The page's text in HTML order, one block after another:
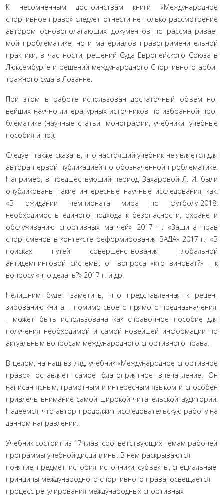
К несомненным достоинствам книги «Международное
спортивное право» следует отнести не только рассмотрение
автором основополагающих документов по рассматривае­
мой проблематике, но и материалов правоприменительной
практики, в частности, решений Суда Европейского Союза в
Люксембурге и решений международного Спортивного арби­
тражного суда в Лозанне.
При этом в работе использован достаточный объем но­
вейших научно-литературных источников по избранной про­
блематике (научные статьи, монографии, учебники, учебные
пособия и пр.).
Следует также сказать, что настоящий учебник не явля­ется для
автора первой публикацией по обозначенной про­блематике.
Например, в предшествующий период Захаровой Л. И. были
опубликованы такие интересные научные исследо­вания, как:
«В ожидании чемпионата мира по футболу-2018:
необходимость единого подхода к безопасности, охране и
об­служиванию спортивных матчей» 2017 г.; «Защита прав
спор­тсменов в контексте реформирования ВАДА» 2017 г.; «В
по­исках путей совершенствования глобальной
антидемпинговой системы: от вопроса «кто виноват?» - к
вопросу «что делать?» 2017 г. и др.
Нелишним будет заметить, что представленная к рецен­
зированию книга, - помимо своего прямого предназначения,
- может быть использована как справочное пособие для
полу­чения необходимой и самой новейшей информации по
акту­альным вопросам международного спортивного права.
В целом, на наш взгляд, учебник «Международное спор­тивное
право» оставляет самое благоприятное впечатление. Он
написан ясным, грамотным и интересным языком и спо­собен
привлечь внимание самой широкой читательской ау­дитории.
Надеемся, что автор продолжит исследовательскую работу на
данном направлении.
Учебник состоит из 17 глав, соответствующих темам рабочей
программы учебной дисциплины. В нем раскрываются
понятие, предмет, история, источники, субъекты, специальные
принципы международного спортивного права, освещается
процесс регулирования международных спор­тивных